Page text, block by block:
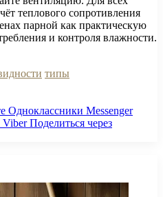
теплового сопротивления
парной как практическую
и контроля влажности.
типы
Одноклассники Messenger
Viber Поделиться через